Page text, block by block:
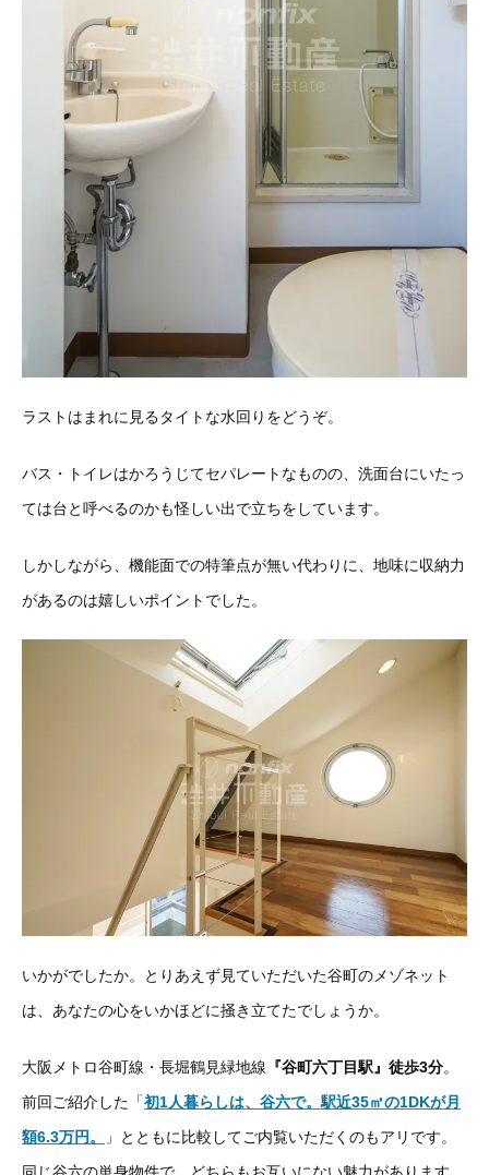
ラストはまれに見るタイトな水回りをどうぞ。
バス・トイレはかろうじてセパレートなものの、洗面台にいたっ
ては台と呼べるのかも怪しい出で立ちをしています。
しかしながら、機能面での特筆点が無い代わりに、地味に収納力
があるのは嬉しいポイントでした。
いかがでしたか。とりあえず見ていただいた谷町のメゾネット
は、あなたの心をいかほどに掻き立てたでしょうか。
大阪メトロ谷町線・長堀鶴見緑地線 『谷町六丁目駅』徒歩3分。
前回ご紹介した「初1人暮らしは、谷六で。駅近35㎡の1DKが月
額6.3万円。
」とともに比較してご内覧いただくのもアリです。